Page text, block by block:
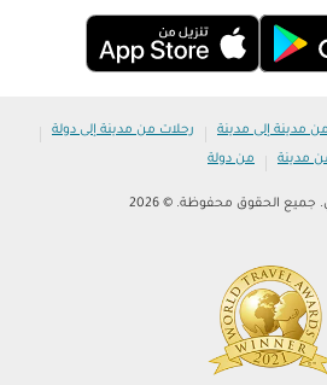
مدينة إلى مدينة | رحلات من مدينة إلى دولة |
مدينة | من دولة
جميع الحقوق محفوظة. © 2026